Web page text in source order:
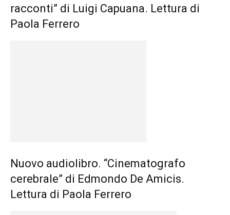
racconti” di Luigi Capuana. Lettura di
Paola Ferrero
Nuovo audiolibro. “Cinematografo
cerebrale” di Edmondo De Amicis.
Lettura di Paola Ferrero